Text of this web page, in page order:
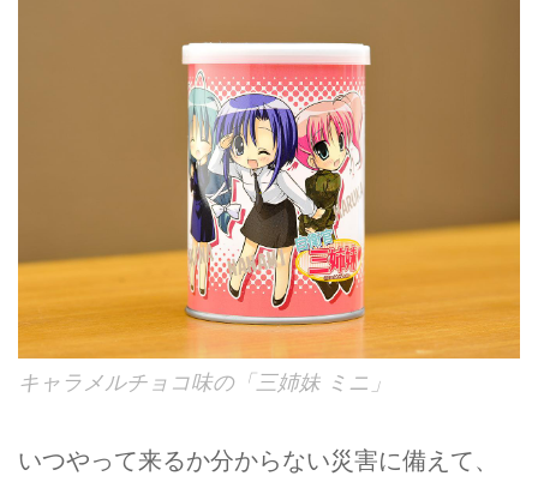
キャラメルチョコ味の「三姉妹 ミニ」
いつやって来るか分からない災害に備えて、